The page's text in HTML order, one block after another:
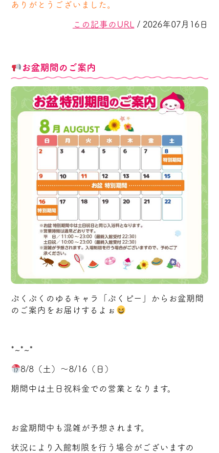
ありがとうございました。
この記事のURL / 2026年07月16日
お盆期間のご案内
ぷくぷくのゆるキャラ「ぷくピー」からお盆期間
のご案内をお届けするよぉ
*~*~*
8/8（土）～8/16（日）
期間中は土日祝料金での営業となります。
お盆期間中も混雑が予想されます。
状況により入館制限を行う場合がございますの